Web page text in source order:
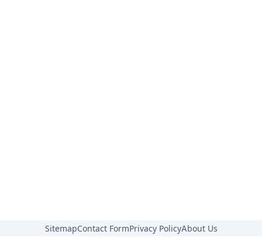
SitemapContact FormPrivacy PolicyAbout Us